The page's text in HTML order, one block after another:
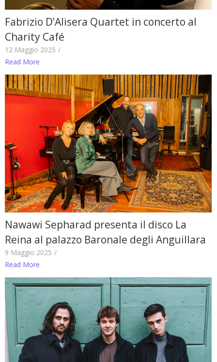
Fabrizio D’Alisera Quartet in concerto al
Charity Café
12 Maggio 2025 /
Read More
Nawawi Sepharad presenta il disco La
Reina al palazzo Baronale degli Anguillara
9 Maggio 2025 /
Read More